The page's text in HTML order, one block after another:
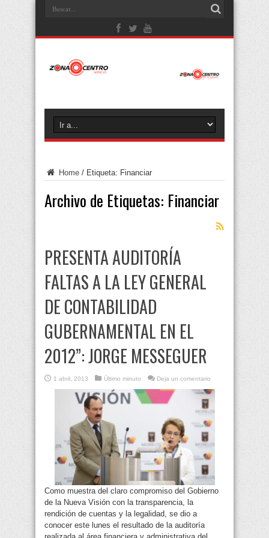
Home / Etiqueta: Financiar
Archivo de Etiquetas: Financiar
PRESENTA AUDITORÍA
FALTAS A LA LEY GENERAL
DE CONTABILIDAD
GUBERNAMENTAL EN EL
2012”: JORGE MESSEGUER
1 abril, 2013 Último minuto Deja un comentario
Como muestra del claro compromiso del Gobierno
de la Nueva Visión con la transparencia, la
rendición de cuentas y la legalidad, se dio a
conocer este lunes el resultado de la auditoría